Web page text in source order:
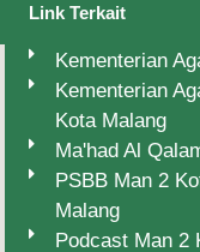
Link Terkait
Kementerian
Kementerian
Kota Malang
Ma'had Al
PSBB Man 2
Malang
Podcast Man 2